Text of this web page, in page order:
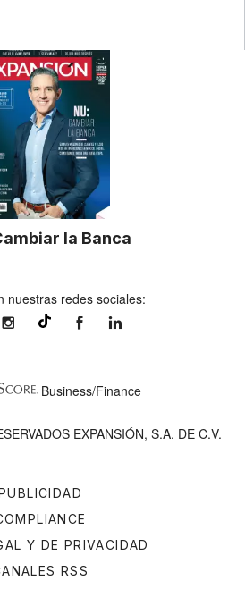
la Banca
Y DE PRIVACIDAD
RSS
nuestras redes sociales:
expansionmx ExpansionMex
Business/Finance
EXPANSIÓN, S.A. DE C.V.